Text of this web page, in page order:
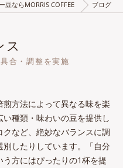
豆ならMORRIS COFFEE ブログ
ス
合・調整を実施
煎方法によって異なる味を楽
種類・味わいの豆を提供し
など、絶妙なバランスに調
したりしています。「自分
方にはぴったりの1杯を提